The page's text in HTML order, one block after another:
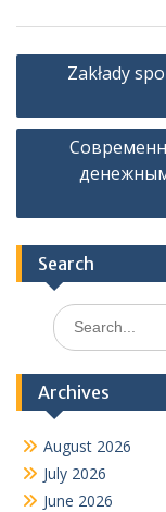
Post
navigation
Zakłady
Search
Search
for:
Archives
August 2026
July 2026
June 2026